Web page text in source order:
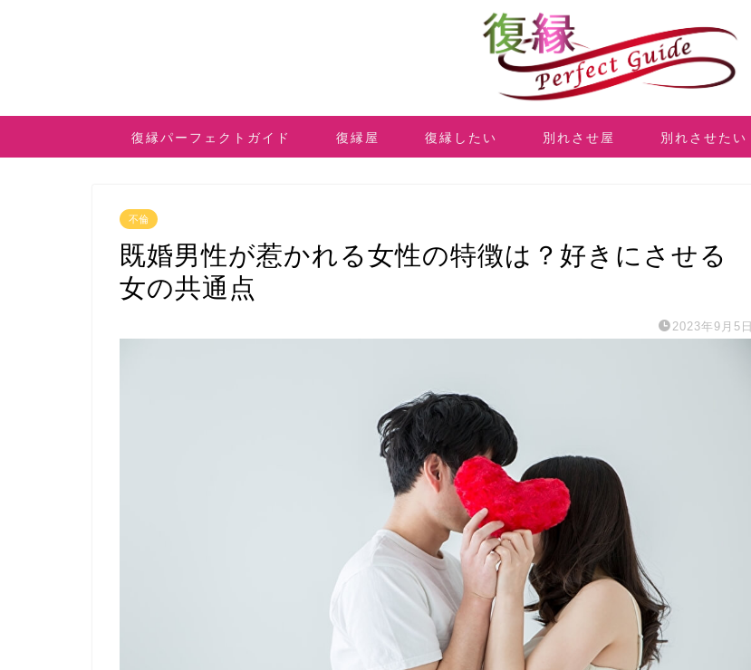
復縁パーフェクトガイド 復縁屋 復縁したい 別れさせ屋 別れさせたい
不倫
既婚男性が惹かれる女性の特徴は？好きにさせる
女の共通点
2023年9月5日